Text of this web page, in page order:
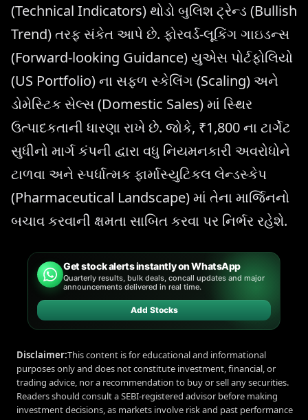
(Technical Indicators) થોડો બુલિશ ટ્રેન્ડ (Bullish
Trend) તરફ સંકેત આપે છે. ફોરવર્ડ-લૂકિંગ ગાઇડન્સ
(Forward-looking Guidance) યુએસ પોર્ટફોલિયો
(US Portfolio) ના સફળ સ્કેલિંગ (Scaling) અને
ડોમેસ્ટિક સેલ્સ (Domestic Sales) માં સ્થિર
ઉત્પાદકતાની ધારણા રાખે છે. જોકે, ₹1,800 ના ટાર્ગેટ
સુધીનો માર્ગ કંપની દ્વારા વધુ નિયમનકારી અવરોધોને
ટાળવા અને સ્પર્ધાત્મક ફાર્માસ્યુટિકલ લેન્ડસ્કેપ
(Pharmaceutical Landscape) માં તેના માર્જિનનો
બચાવ કરવાની ક્ષમતા સાબિત કરવા પર નિર્ભર રહેશે.
Get stock alerts instantly on WhatsApp
Quarterly results, bulk deals, concall updates and major
announcements delivered in real time.
Add Stocks
Disclaimer:This content is for educational and informational
purposes only and does not constitute investment, financial, or
trading advice, nor a recommendation to buy or sell any securities.
Readers should consult a SEBI-registered advisor before making
investment decisions, as markets involve risk and past performance